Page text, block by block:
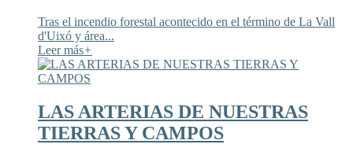
Tras el incendio forestal acontecido en el término de La Vall
d'Uixó y área...
Leer más+
LAS ARTERIAS DE NUESTRAS
TIERRAS Y CAMPOS